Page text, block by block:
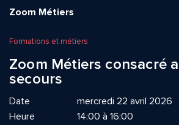
Zoom Métiers
Formations et métiers
Zoom Métiers consacré
secours
Date
mercredi 22 avril 2026
Heure
14:00 à 16:00